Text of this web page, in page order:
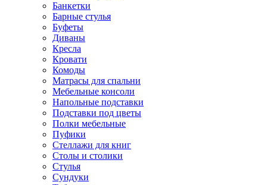
Банкетки
Барные стулья
Буфеты
Диваны
Кресла
Кровати
Комоды
Матрасы для спальни
Мебельные консоли
Напольные подставки
Подставки под цветы
Полки мебельные
Пуфики
Стеллажи для книг
Столы и столики
Стулья
Сундуки